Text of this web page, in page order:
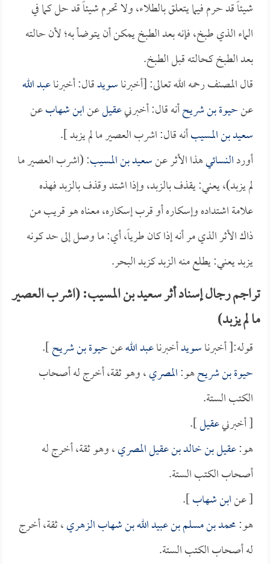
شيئاً قد حرم فيما يتعلق بالطلاء، ولا تحرم شيئاً قد حل كما في
الماء الذي طبخ، فإنه بعد الطبخ يمكن أن يتوضأ به؛ لأن حالته
بعد الطبخ كحالته قبل الطبخ.
قال المصنف رحمه الله تعالى: [أخبرناسويدقال: أخبرناعبد الله
عنحيوة بن شريحأنه قال: أخبرنيعقيلعنابن شهابعن
سعيد بن المسيبأنه قال: اشرب العصير ما لم يزبد ].
أوردالنسائيهذا الأثر عنسعيد بن المسيب: (اشرب العصير ما
لم يزبد)، يعني: يقذف بالزبد، وإذا اشتد وقذف بالزبد فهذه
علامة اشتداده وإسكاره أو قرب إسكاره، معناه هو قريب من
ذاك الأثر الذي مر أنه إذا كان طرياً، أي: ما وصل إلى حد كونه
يزبد يعني: يطلع منه الزبد كزبد البحر.
تراجم رجال إسناد أثر سعيد بن المسيب: (اشرب العصير
ما لم يزبد)
قوله:[ أخبرناسويدأخبرناعبد اللهعنحيوة بن شريح].
حيوة بن شريحهو:المصري، وهو ثقة، أخرج له أصحاب
الكتب الستة.
[ أخبرنيعقيل].
هو:عقيل بن خالد بن عقيل المصري، وهو ثقة، أخرج له
أصحاب الكتب الستة.
[ عنابن شهاب].
هو:محمد بن مسلم بن عبيد الله بن شهاب الزهري، ثقة، أخرج
له أصحاب الكتب الستة.